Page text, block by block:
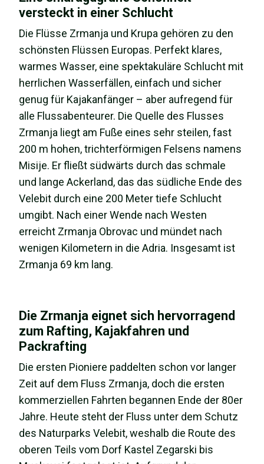
versteckt in einer Schlucht
Die Flüsse Zrmanja und Krupa gehören zu den
schönsten Flüssen Europas. Perfekt klares,
warmes Wasser, eine spektakuläre Schlucht mit
herrlichen Wasserfällen, einfach und sicher
genug für Kajakanfänger – aber aufregend für
alle Flussabenteurer. Die Quelle des Flusses
Zrmanja liegt am Fuße eines sehr steilen, fast
200 m hohen, trichterförmigen Felsens namens
Misije. Er fließt südwärts durch das schmale
und lange Ackerland, das das südliche Ende des
Velebit durch eine 200 Meter tiefe Schlucht
umgibt. Nach einer Wende nach Westen
erreicht Zrmanja Obrovac und mündet nach
wenigen Kilometern in die Adria. Insgesamt ist
Zrmanja 69 km lang.
Die Zrmanja eignet sich hervorragend
zum Rafting, Kajakfahren und
Packrafting
Die ersten Pioniere paddelten schon vor langer
Zeit auf dem Fluss Zrmanja, doch die ersten
kommerziellen Fahrten begannen Ende der 80er
Jahre. Heute steht der Fluss unter dem Schutz
des Naturparks Velebit, weshalb die Route des
oberen Teils vom Dorf Kastel Zegarski bis